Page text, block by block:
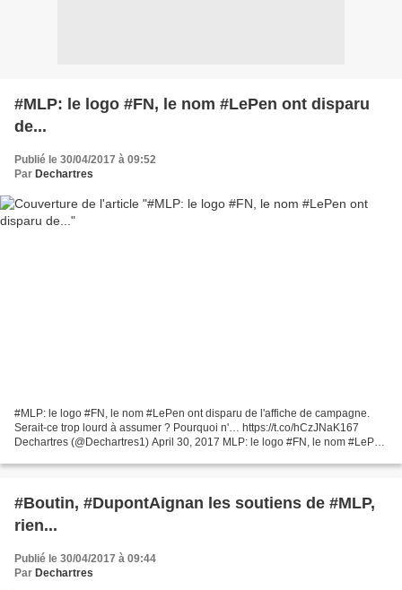
#MLP: le logo #FN, le nom #LePen ont disparu
de...
Publié le 30/04/2017 à 09:52
Par Dechartres
#MLP: le logo #FN, le nom #LePen ont disparu de l'affiche de campagne.
Serait-ce trop lourd à assumer ? Pourquoi n'… https://t.co/hCzJNaK167
Dechartres (@Dechartres1) April 30, 2017 MLP: le logo #FN, le nom #LePen
#Boutin, #DupontAignan les soutiens de #MLP,
rien...
Publié le 30/04/2017 à 09:44
Par Dechartres